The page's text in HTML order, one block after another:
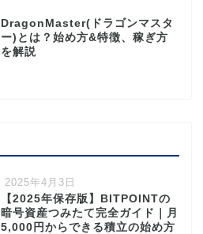
DragonMaster(ドラゴンマスタ
ー)とは？始め方&特徴、稼ぎ方
を解説
2025年4月3日
【2025年保存版】BITPOINTの
暗号資産つみたて完全ガイド｜月
5,000円からできる積立の始め方